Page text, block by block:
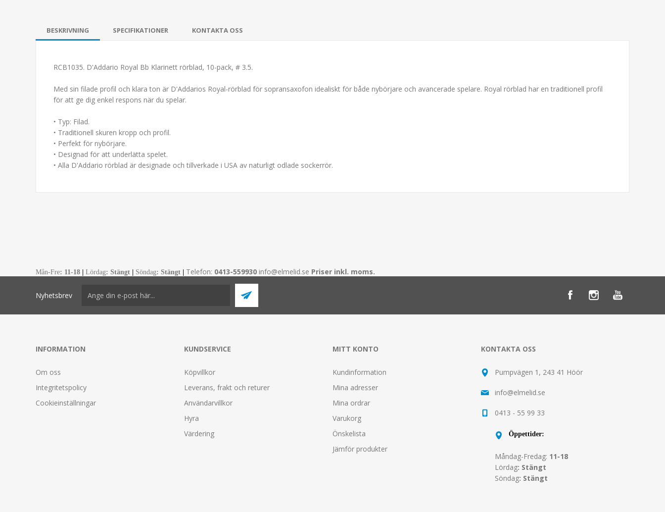
BESKRIVNING SPECIFIKATIONER KONTAKTA OSS
RCB1035. D'Addario Royal Bb Klarinett rörblad, 10-pack, # 3.5.
Med sin filade profil och klara ton är D'Addarios Royal-rörblad för sopransaxofon idealiskt för både nybörjare och avancerade spelare. Royal rörblad har en traditionell profil
för att ge dig enkel respons när du spelar.
• Typ: Filad.
• Traditionell skuren kropp och profil.
• Perfekt för nybörjare.
• Designad för att underlätta spelet.
• Alla D'Addario rörblad är designade och tillverkade i USA av naturligt odlade sockerrör.
Mån-Fre: 11-18 Lördag: Stängt Söndag: Stängt Telefon: 0413-559930 info@elmelid.se Priser inkl. moms.
Nyhetsbrev
INFORMATION
Om oss
Integritetspolicy
Cookieinställningar
KUNDSERVICE
Köpvillkor
Leverans, frakt och returer
Användarvillkor
Hyra
Värdering
MITT KONTO
Kundinformation
Mina adresser
Mina ordrar
Varukorg
Önskelista
Jämför produkter
KONTAKTA OSS
Pumpvägen 1, 243 41 Höör
info@elmelid.se
0413 - 55 99 33
Öppettider:
Måndag-Fredag: 11-18
Lördag: Stängt
Söndag: Stängt